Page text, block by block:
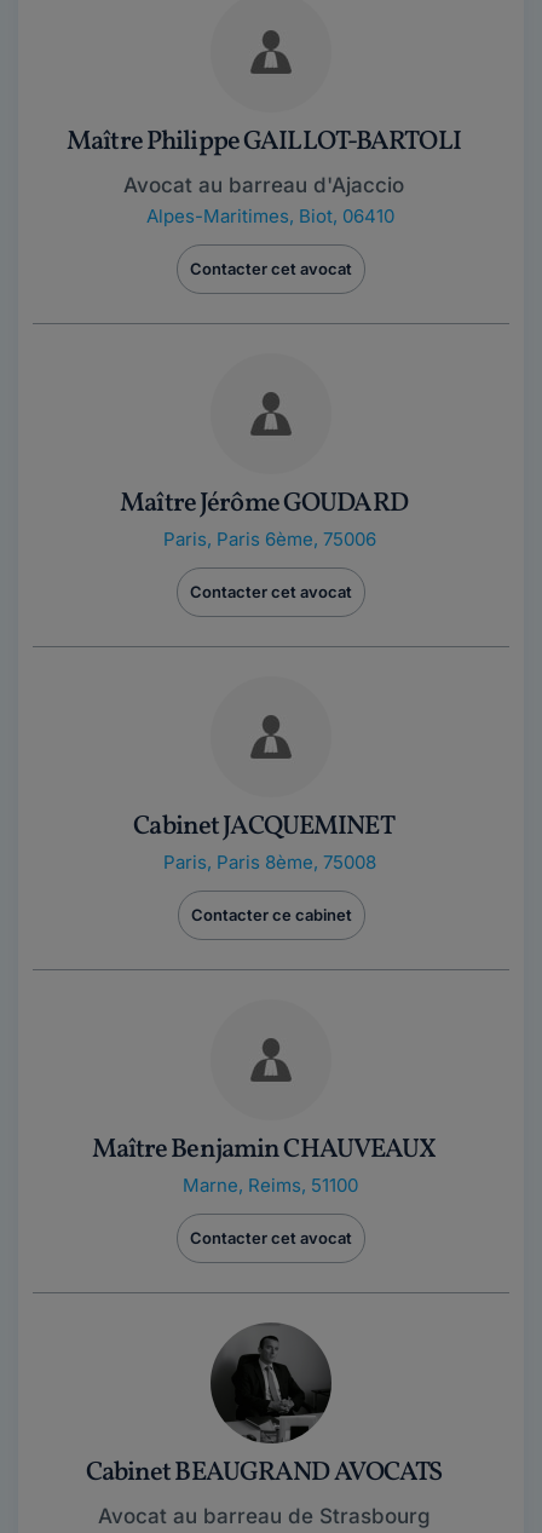
Maître Philippe GAILLOT-BARTOLI
Avocat au barreau d'Ajaccio
Alpes-Maritimes, Biot, 06410
Contacter cet avocat
Maître Jérôme GOUDARD
Paris, Paris 6ème, 75006
Contacter cet avocat
Cabinet JACQUEMINET
Paris, Paris 8ème, 75008
Contacter ce cabinet
Maître Benjamin CHAUVEAUX
Marne, Reims, 51100
Contacter cet avocat
Cabinet BEAUGRAND AVOCATS
Avocat au barreau de Strasbourg